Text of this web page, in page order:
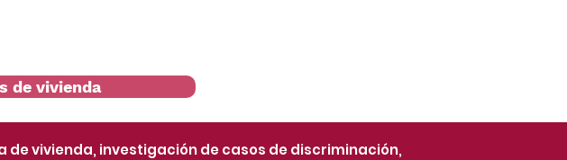
de vivienda
vivienda, investigación de casos de discriminación,